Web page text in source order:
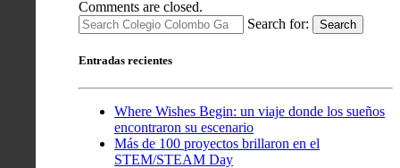
Comments are closed.
Search for:
Search
Entradas recientes
Where Wishes Begin: un viaje donde los sueños
encontraron su escenario
Más de 100 proyectos brillaron en el
STEM/STEAM Day